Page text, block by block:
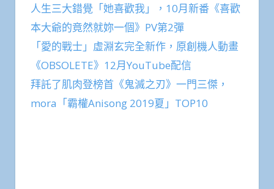
人生三大錯覺「她喜歡我」，10月新番《喜歡
本大爺的竟然就妳一個》PV第2彈
「愛的戰士」虛淵玄完全新作，原創機人動畫
《OBSOLETE》12月YouTube配信
拜託了肌肉登榜首《鬼滅之刃》一門三傑，
mora「霸權Anisong 2019夏」TOP10